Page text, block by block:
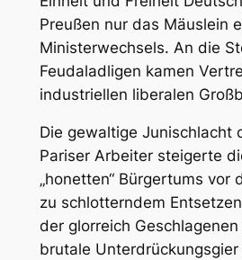
Preußen nur das Mäuslein
Ministerwechsels. An die
Feudaladligen kamen
industriellen liberalen
Die gewaltige Junischlacht
Pariser Arbeiter steigerte
„honetten“ Bürgertums vor
zu schlotterndem
der glorreich
brutale Unterdrückungsgier